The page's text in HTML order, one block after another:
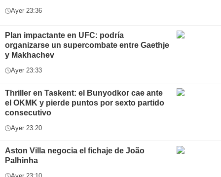
Ayer 23:36
Plan impactante en UFC: podría
organizarse un supercombate entre Gaethje
y Makhachev
Ayer 23:33
Thriller en Taskent: el Bunyodkor cae ante
el OKMK y pierde puntos por sexto partido
consecutivo
Ayer 23:20
Aston Villa negocia el fichaje de João
Palhinha